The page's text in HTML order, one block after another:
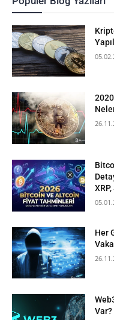
XRP,
Her
Var?